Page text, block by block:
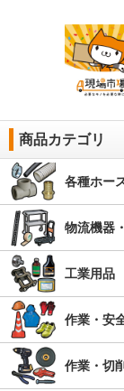
商品カテゴリ
各種ホー
物流機器
工業用品
作業・安
作業・切